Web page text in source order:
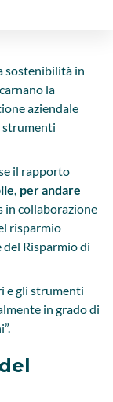
sostenibilità in
la
aziendale
strumenti
il rapporto
per andare
in collaborazione
risparmio
Risparmio di
e gli strumenti
in grado di